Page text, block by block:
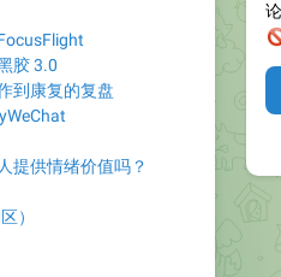
胶 3.0
到康复的复盘
提供情绪价值吗？
）